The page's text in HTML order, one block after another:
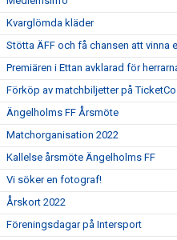
Kvarglömda kläder
Stötta ÄFF och få chansen att vinna
Premiären i Ettan avklarad för
Förköp av matchbiljetter på TicketCo
Ängelholms FF Årsmöte
Matchorganisation 2022
Kallelse årsmöte Ängelholms FF
Vi söker en fotograf!
Årskort 2022
Föreningsdagar på Intersport